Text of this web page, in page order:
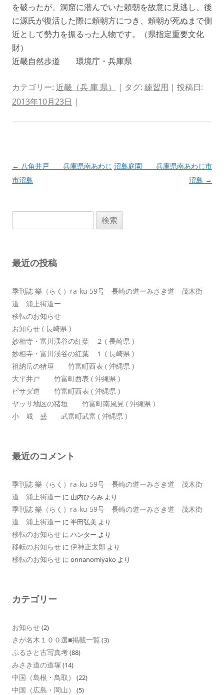
を破ったが、洞窟に潜んでいた頼朝を故意に見逃し、後
に源氏が復活した際に頼朝方につき、頼朝が死ぬまで側
近として勢力を振るった人物です。（県指定重要文化
財）
近畿自然歩道 環境庁・兵庫県
カテゴリー: 近畿（兵 庫 県） | タグ: 練習用 | 投稿日:
2013年10月23日 |
投
稿
ョ
← 八角井戸 兵庫県南あわじ
市沼島
沼島庭園 兵庫県南あわじ市
沼島 →
索:
最近の投稿
季刊誌 樂（らく）ra-ku 59号 長崎の道ーみさき道 茂木街
道 浦上街道ー
移転のお知らせ
お知らせ ( 長崎県 )
妙相寺・富川渓谷の紅葉 ２ ( 長崎県 )
妙相寺・富川渓谷の紅葉 １ ( 長崎県 )
祖納岳の猪垣 竹富町西表 ( 沖縄県 )
大平井戸 竹富町西表 ( 沖縄県 )
ピサダ道 竹富町西表 ( 沖縄県 )
ヤッサ地区の猪垣 竹富町南風見 ( 沖縄県 )
小 城 盛 武富町武富 ( 沖縄県 )
最近のコメント
季刊誌 樂（らく）ra-ku 59号 長崎の道ーみさき道 茂木街
道 浦上街道ー に 山内ひろみ より
季刊誌 樂（らく）ra-ku 59号 長崎の道ーみさき道 茂木街
道 浦上街道ー に 半田弘美 より
移転のお知らせ に ハンター より
移転のお知らせ に 伊神正太郎 より
移転のお知らせ に onnanomiyako より
カテゴリー
お知らせ(2)
さが名木１００選■掲載一覧 (3)
ふるさと古写真考(88)
みさき道の道塚 (14)
中国（島根・鳥取） (22)
中国（広島・岡山） (5)